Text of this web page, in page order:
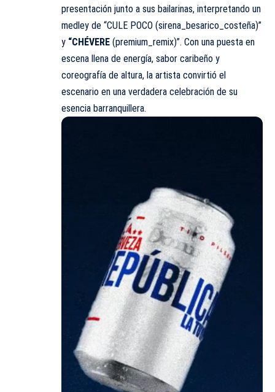
presentación junto a sus bailarinas, interpretando un
medley de “CULE POCO (sirena_besarico_costeña)”
y “CHÉVERE (premium_remix)”. Con una puesta en
escena llena de energía, sabor caribeño y
coreografía de altura, la artista convirtió el
escenario en una verdadera celebración de su
esencia barranquillera.